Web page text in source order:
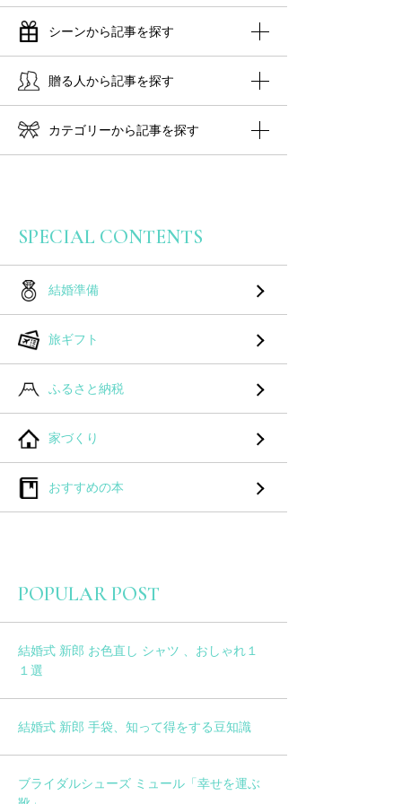
シーンから記事を探す
贈る人から記事を探す
カテゴリーから記事を探す
SPECIAL CONTENTS
結婚準備
旅ギフト
ふるさと納税
家づくり
おすすめの本
POPULAR POST
結婚式 新郎 お色直し シャツ 、おしゃれ１
１選
結婚式 新郎 手袋、知って得をする豆知識
ブライダルシューズ ミュール「幸せを運ぶ